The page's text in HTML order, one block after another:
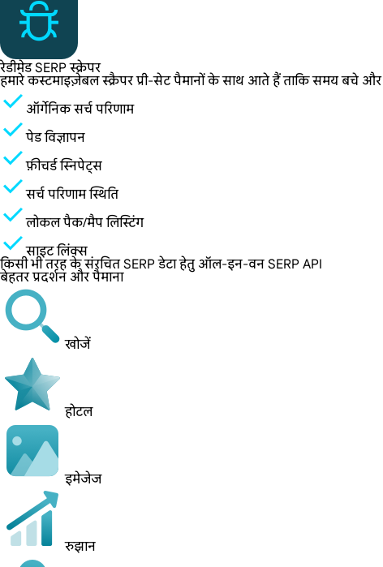
रेडीमेड SERP स्क्रेपर
हमारे कस्टमाइज़ेबल स्क्रैपर प्री-सेट पैमानों के साथ आते हैं ताकि समय बचे और
ऑर्गेनिक सर्च परिणाम
पेड विज्ञापन
फ़ीचर्ड स्निपेट्स
सर्च परिणाम स्थिति
लोकल पैक/मैप लिस्टिंग
साइट लिंक्स
किसी भी तरह के संरचित SERP डेटा हेतु ऑल-इन-वन SERP API
बेहतर प्रदर्शन और पैमाना
खोजें
होटल
इमेजेज
रुझान